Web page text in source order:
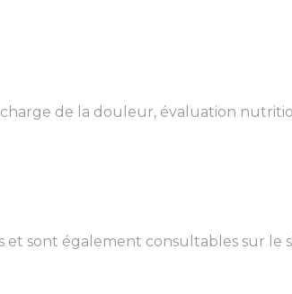
de la douleur, évaluation
et sont également consultables sur le